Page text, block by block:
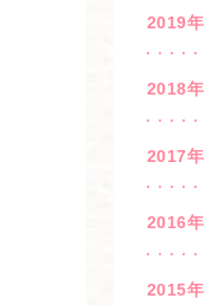
2019年
2018年
2017年
2016年
2015年